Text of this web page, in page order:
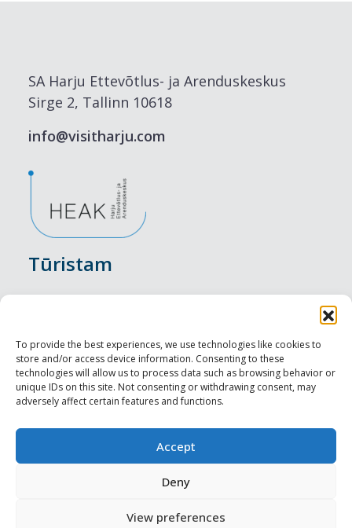
To provide the best experiences, we use technologies like cookies to
store and/or access device information. Consenting to these
technologies will allow us to process data such as browsing behavior or
unique IDs on this site. Not consenting or withdrawing consent, may
adversely affect certain features and functions.
Accept
Deny
View preferences
SA Harju Ettevõtlus- ja Arenduskeskus
Sirge 2, Tallinn 10618
info@visitharju.com
Tūristam
Nakšņošana
Vietas maltītei
Apskates objekti
Profesionāliem
Harju-, Rapla- & Läänemaa DMO